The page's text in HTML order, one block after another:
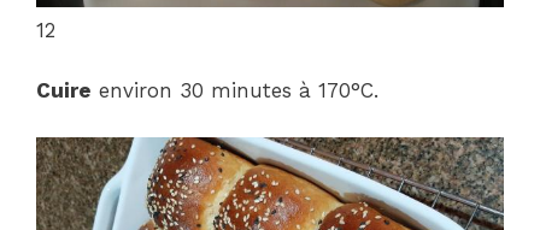
12
Cuire environ 30 minutes à 170°C.